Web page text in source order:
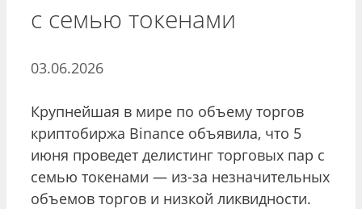
с семью токенами
03.06.2026
Крупнейшая в мире по объему торгов
криптобиржа Binance объявила, что 5
июня проведет делистинг торговых пар с
семью токенами — из-за незначительных
объемов торгов и низкой ликвидности.